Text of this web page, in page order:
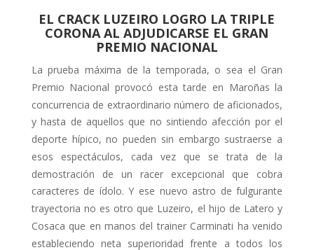
EL CRACK LUZEIRO LOGRO LA TRIPLE
CORONA AL ADJUDICARSE EL GRAN
PREMIO NACIONAL
La prueba máxima de la temporada, o sea el Gran
Premio Nacional provocó esta tarde en Maroñas la
concurrencia de extraordinario número de aficiona­dos,
y hasta de aquellos que no sintien­do afección por el
deporte hípico, no pueden sin embargo sustraerse a
esos espectáculos, cada vez que se trata de la
demostración de un racer excepcio­nal que cobra
caracteres de ídolo. Y ese nuevo astro de fulgurante
trayec­toria no es otro que Luzeiro, el hijo de Latero y
Cosaca que en manos del trainer Carminati ha venido
establecien­do neta superioridad frente a todos los